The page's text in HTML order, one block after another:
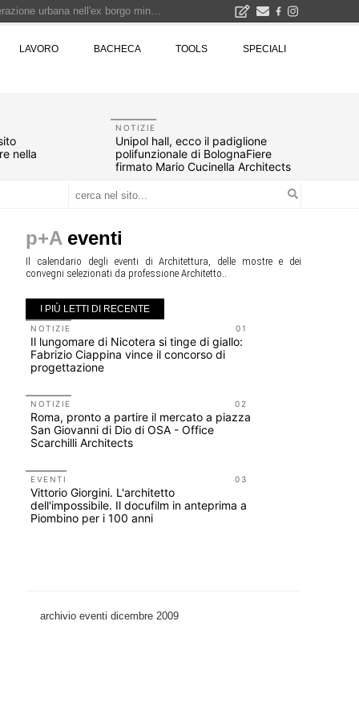
LAVORO BACHECA TOOLS SPECIALI
nella
NOTIZIE
Unipol hall, ecco il padiglione
polifunzionale di BolognaFiere
firmato Mario Cucinella Architects
p+A eventi
Il calendario degli eventi di Architettura, delle mostre e dei
convegni selezionati da professione Architetto..
I PIÙ LETTI DI RECENTE
01
NOTIZIE
Il lungomare di Nicotera si tinge di giallo:
Fabrizio Ciappina vince il concorso di
progettazione
02
NOTIZIE
Roma, pronto a partire il mercato a piazza
San Giovanni di Dio di OSA - Office
Scarchilli Architects
03
EVENTI
Vittorio Giorgini. L'architetto
dell'impossibile. Il docufilm in anteprima a
Piombino per i 100 anni
archivio eventi dicembre 2009
I Cantieri by LandWorks 2026, autocostruzione e vita comunitaria a picco sul mare della Sardegna - Workshop di autocostruzione e rigenerazione urbana nell'ex borgo minerario dell'Argentiera · 3 turni
euro